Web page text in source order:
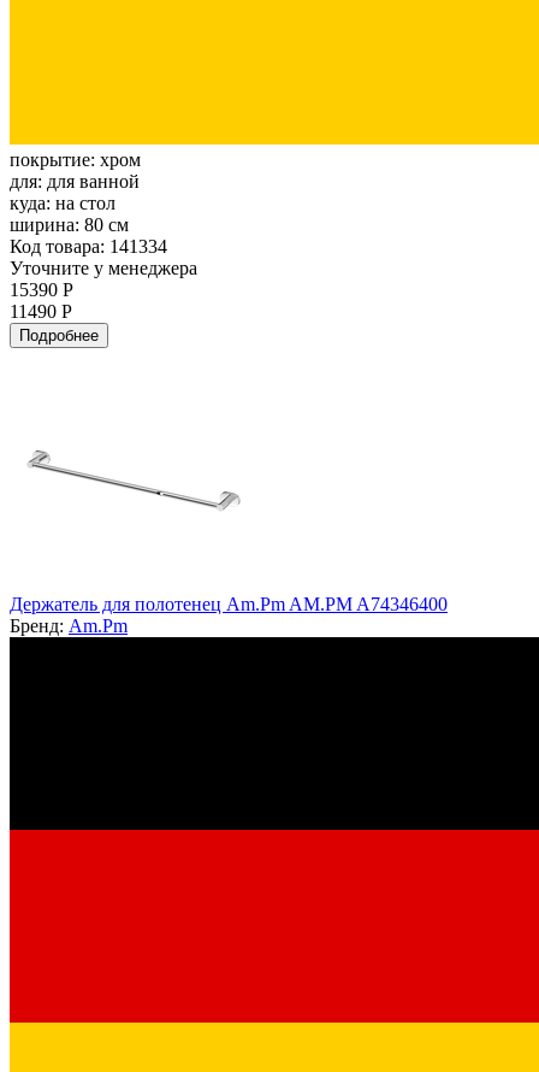
покрытие: хром
для: для ванной
куда: на стол
ширина: 80 см
Код товара: 141334
Уточните у менеджера
15390 Р
11490 Р
Подробнее
Держатель для полотенец Am.Pm AM.PM A74346400
Бренд: Am.Pm